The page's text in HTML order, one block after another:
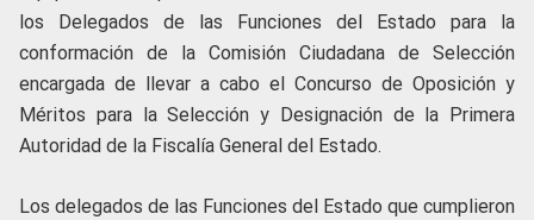
los Delegados de las Funciones del Estado para la
conformación de la Comisión Ciudadana de Selección
encargada de llevar a cabo el Concurso de Oposición y
Méritos para la Selección y Designación de la Primera
Autoridad de la Fiscalía General del Estado.
Los delegados de las Funciones del Estado que cumplieron